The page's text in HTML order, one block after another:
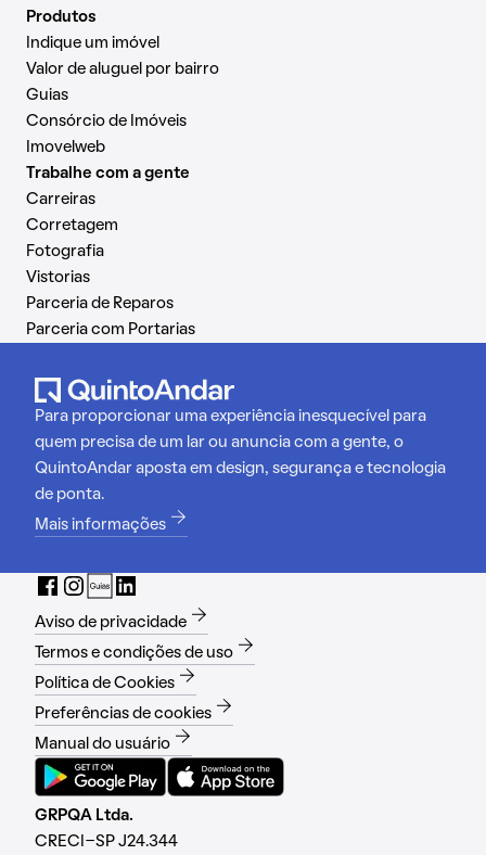
Produtos
Indique um imóvel
Valor de aluguel por bairro
Guias
Consórcio de Imóveis
Imovelweb
Trabalhe com a gente
Carreiras
Corretagem
Fotografia
Vistorias
Parceria de Reparos
Parceria com Portarias
Para proporcionar uma experiência inesquecível para
quem precisa de um lar ou anuncia com a gente, o
QuintoAndar aposta em design, segurança e tecnologia
de ponta.
Mais informações
Aviso de privacidade
Termos e condições de uso
Política de Cookies
Preferências de cookies
Manual do usuário
GRPQA Ltda.
CRECI-SP J24.344